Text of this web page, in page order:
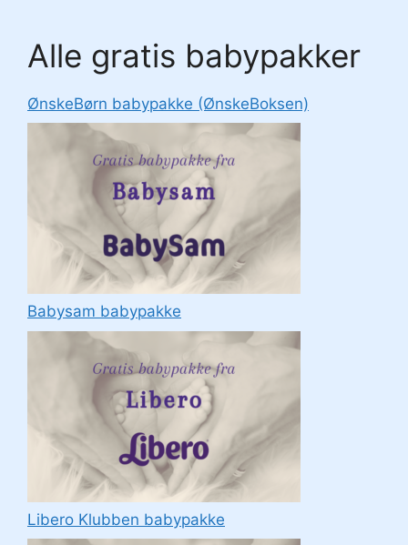
Alle gratis babypakker
ØnskeBørn babypakke (ØnskeBoksen)
Babysam babypakke
Libero Klubben babypakke